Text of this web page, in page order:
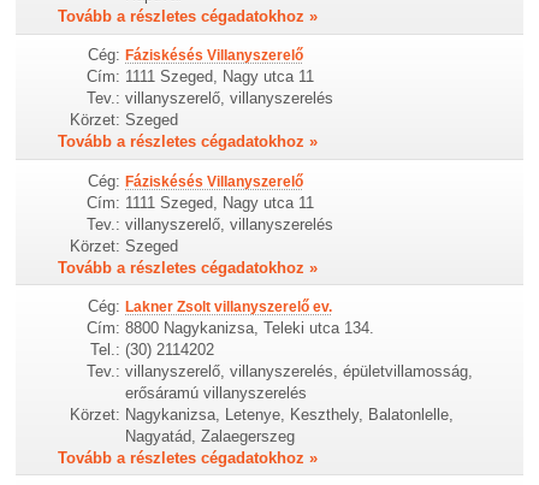
Tovább a részletes cégadatokhoz »
Cég: Fáziskésés Villanyszerelő
Cím: 1111 Szeged, Nagy utca 11
Tev.: villanyszerelő, villanyszerelés
Körzet: Szeged
Tovább a részletes cégadatokhoz »
Cég: Fáziskésés Villanyszerelő
Cím: 1111 Szeged, Nagy utca 11
Tev.: villanyszerelő, villanyszerelés
Körzet: Szeged
Tovább a részletes cégadatokhoz »
Cég: Lakner Zsolt villanyszerelő ev.
Cím: 8800 Nagykanizsa, Teleki utca 134.
Tel.: (30) 2114202
Tev.: villanyszerelő, villanyszerelés, épületvillamosság,
erősáramú villanyszerelés
Körzet: Nagykanizsa, Letenye, Keszthely, Balatonlelle,
Nagyatád, Zalaegerszeg
Tovább a részletes cégadatokhoz »